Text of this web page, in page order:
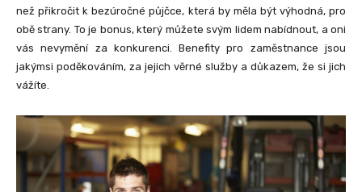
než přikročit k bezúročné půjčce, která by měla být výhodná, pro
obě strany. To je bonus, který můžete svým lidem nabídnout, a oni
vás nevymění za konkurenci. Benefity pro zaměstnance jsou
jakýmsi poděkováním, za jejich věrné služby a důkazem, že si jich
vážíte.